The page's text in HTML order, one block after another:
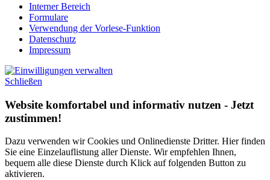
Interner Bereich
Formulare
Verwendung der Vorlese-Funktion
Datenschutz
Impressum
Schließen
Website komfortabel und informativ nutzen - Jetzt
zustimmen!
Dazu verwenden wir Cookies und Onlinedienste Dritter. Hier finden
Sie eine Einzelauflistung aller Dienste. Wir empfehlen Ihnen,
bequem alle diese Dienste durch Klick auf folgenden Button zu
aktivieren.